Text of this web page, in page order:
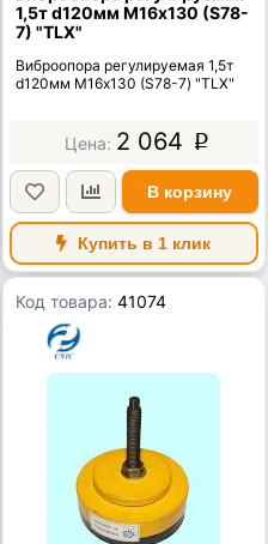
1,5т d120мм М16х130 (S78-
7) "TLX"
Виброопора регулируемая 1,5т
d120мм М16х130 (S78-7) "TLX"
2 064 p
В корзину
Купить в 1 клик
Код товара:41074